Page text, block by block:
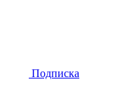
Подписка